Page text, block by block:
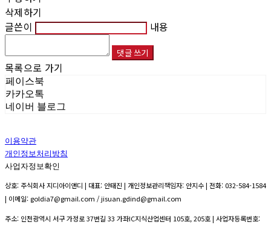
삭제하기
글쓴이
내용
댓글 쓰기
목록으로 가기
페이스북
카카오톡
네이버 블로그
이용약관
개인정보처리방침
사업자정보확인
상호: 주식회사 지디아이앤디 | 대표: 안태진 | 개인정보관리책임자: 안지수 | 전화: 032-584-1584
| 이메일: goldia7@gmail.com / jisuan.gdind@gmail.com
주소: 인천광역시 서구 가정로 37번길 33 가좌IC지식산업센터 105호, 205호 | 사업자등록번호: